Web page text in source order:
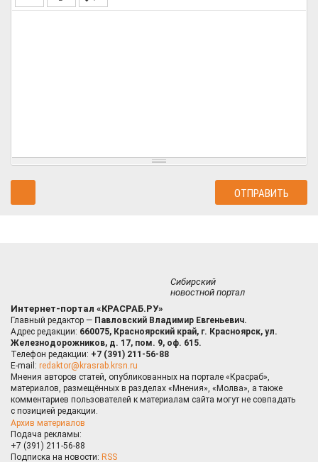
Сибирский
новостной портал
Интернет-портал «КРАСРАБ.РУ»
Главный редактор — Павловский Владимир Евгеньевич.
Адрес редакции: 660075, Красноярский край, г. Красноярск, ул.
Железнодорожников, д. 17, пом. 9, оф. 615.
Телефон редакции: +7 (391) 211-56-88
E-mail: redaktor@krasrab.krsn.ru
Мнения авторов статей, опубликованных на портале «Красраб»,
материалов, размещённых в разделах «Мнения», «Молва», а также
комментариев пользователей к материалам сайта могут не совпадать
с позицией редакции.
Архив материалов
Подача рекламы:
+7 (391) 211-56-88
Подписка на новости: RSS